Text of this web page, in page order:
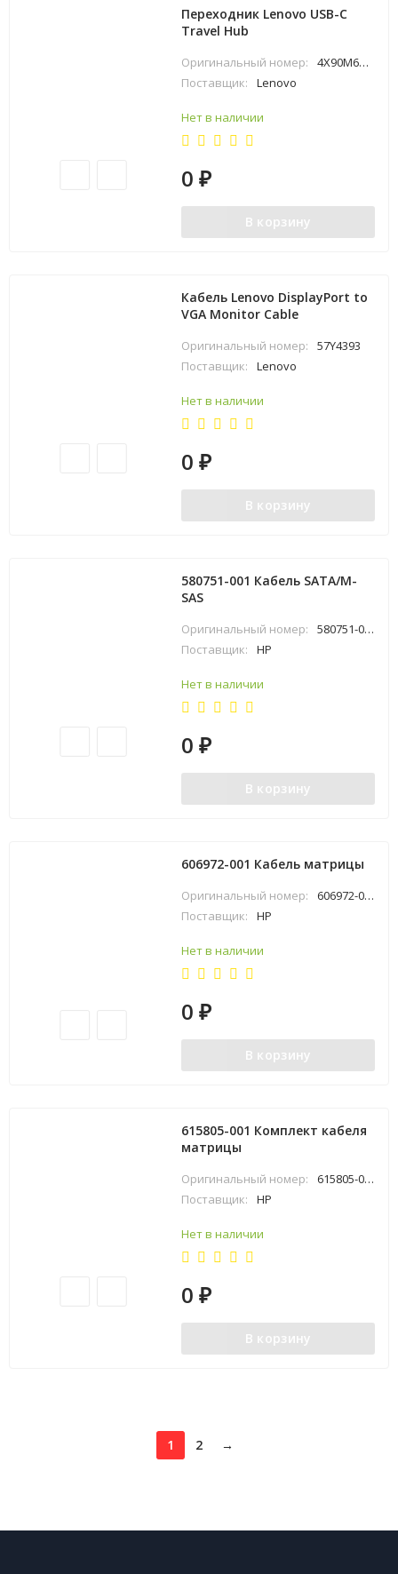
Переходник Lenovo USB-C
Travel Hub
Оригинальный номер:
4X90M60789
Поставщик:
Lenovo
Нет в наличии
0₽
В корзину
Кабель Lenovo DisplayPort to
VGA Monitor Cable
Оригинальный номер:
57Y4393
Поставщик:
Lenovo
Нет в наличии
0₽
В корзину
580751-001 Кабель SATA/M-
SAS
Оригинальный номер:
580751-001
Поставщик:
HP
Нет в наличии
0₽
В корзину
606972-001 Кабель матрицы
Оригинальный номер:
606972-001
Поставщик:
HP
Нет в наличии
0₽
В корзину
615805-001 Комплект кабеля
матрицы
Оригинальный номер:
615805-001
Поставщик:
HP
Нет в наличии
0₽
В корзину
1 2 →